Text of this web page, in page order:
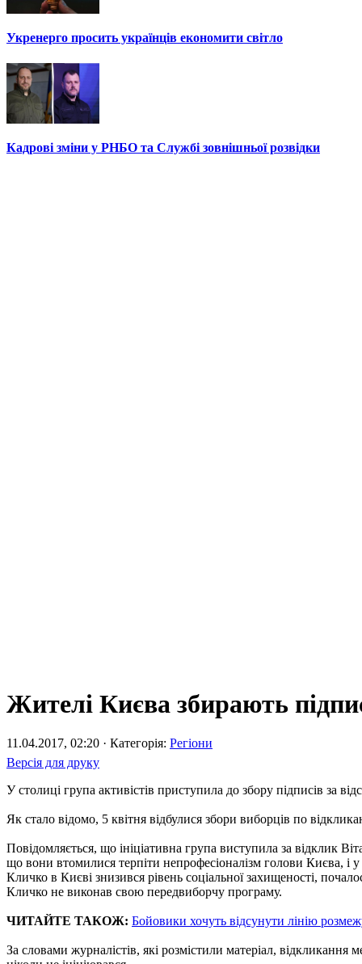
Укренерго просить українців економити світло
Кадрові зміни у РНБО та Службі зовнішньої розвідки
Жителі Києва збирають
11.04.2017, 02:20 · Категорія: Регіони
Версія для друку
У столиці група активістів приступила до збору підписів за
Як стало відомо, 5 квітня відбулися збори виборців по
Повідомляється, що ініціативна група виступила за відклик
що вони втомилися терпіти непрофесіоналізм голови Києва, і у
Кличко в Києві знизився рівень соціальної захищеності,
Кличко не виконав свою передвиборчу програму.
ЧИТАЙТЕ ТАКОЖ: Бойовики хочуть відсунути лінію
За словами журналістів, які розмістили матеріал,